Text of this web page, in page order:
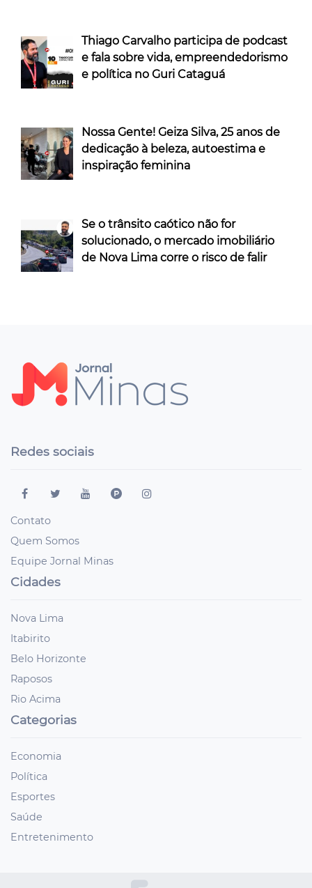
Thiago Carvalho participa de podcast
e fala sobre vida, empreendedorismo
e política no Guri Cataguá
Nossa Gente! Geiza Silva, 25 anos de
dedicação à beleza, autoestima e
inspiração feminina
Se o trânsito caótico não for
solucionado, o mercado imobiliário
de Nova Lima corre o risco de falir
Redes sociais
Contato
Quem Somos
Equipe Jornal Minas
Cidades
Nova Lima
Itabirito
Belo Horizonte
Raposos
Rio Acima
Categorias
Economia
Política
Esportes
Saúde
Entretenimento